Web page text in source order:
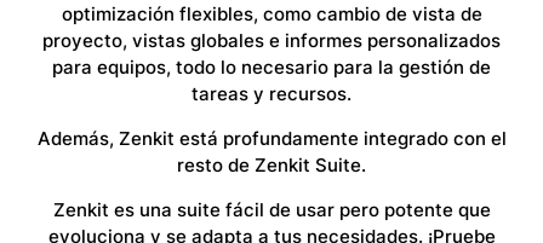
optimización flexibles, como cambio de vista de
proyecto, vistas globales e informes personalizados
para equipos, todo lo necesario para la gestión de
tareas y recursos.
Además, Zenkit está profundamente integrado con el
resto de Zenkit Suite.
Zenkit es una suite fácil de usar pero potente que
evoluciona y se adapta a tus necesidades. ¡Pruebe